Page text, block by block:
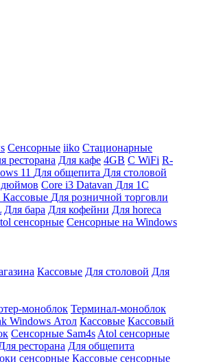
Сенсорные iiko Стационарные
ресторана Для кафе 4GB С WiFi R-
11 Для общепита Для столовой
дюймов Core i3 Datavan Для 1С
Кассовые Для розничной торговли
Для бара Для кофейни Для horeca
сенсорные Сенсорные на Windows
Кассовые Для столовой Для
моноблок Терминал-моноблок
Windows Атол Кассовые Кассовый
Сенсорные Sam4s Atol сенсорные
ресторана Для общепита
сенсорные Кассовые сенсорные